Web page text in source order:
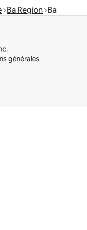
Ba Region Ba
générales